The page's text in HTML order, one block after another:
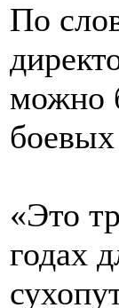
По
можно
«Это
годах